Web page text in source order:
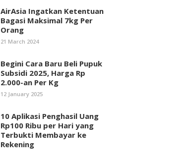
AirAsia Ingatkan Ketentuan
Bagasi Maksimal 7kg Per
Orang
21 March 2024
Begini Cara Baru Beli Pupuk
Subsidi 2025, Harga Rp
2.000-an Per Kg
12 January 2025
10 Aplikasi Penghasil Uang
Rp100 Ribu per Hari yang
Terbukti Membayar ke
Rekening